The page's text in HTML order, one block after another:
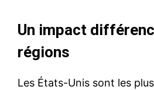
Un impact
régions
Les États-Unis sont les